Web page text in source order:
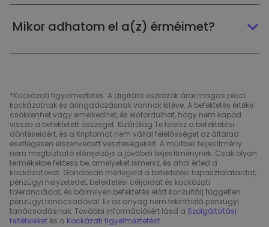
Mikor adhatom el a(z) érméimet?
*Kockázati figyelmeztetés: A digitális eszközök árai magas piaci
kockázatnak és áringadozásnak vannak kitéve. A befektetés értéke
csökkenhet vagy emelkedhet, és előfordulhat, hogy nem kapod
vissza a befektetett összeget. Kizárólag Te felelsz a befektetési
döntéseidért, és a Kriptomat nem vállal felelősséget az általad
esetlegesen elszenvedett veszteségekért. A múltbeli teljesítmény
nem megbízható előrejelzője a jövőbeli teljesítménynek. Csak olyan
termékekbe fektess be, amelyeket ismersz, és ahol érted a
kockázatokat. Gondosan mérlegeld a befektetési tapasztalataidat,
pénzügyi helyzetedet, befektetési céljaidat és kockázati
toleranciádat, és bármilyen befektetés előtt konzultálj független
pénzügyi tanácsadóval. Ez az anyag nem tekinthető pénzügyi
tanácsadásnak. További információkért lásd a Szolgáltatási
feltételeket és a Kockázati figyelmeztetést.